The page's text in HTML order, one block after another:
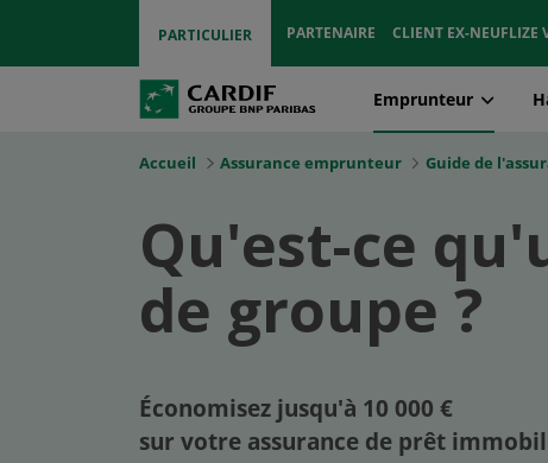
PARTICULIER PARTENAIRE CLIENT EX-NEUFLIZE
Emprunteur
Accueil Assurance emprunteur Guide de
Qu'est-ce
de groupe ?
Économisez jusqu'à 10 000 €
sur votre assurance de prêt